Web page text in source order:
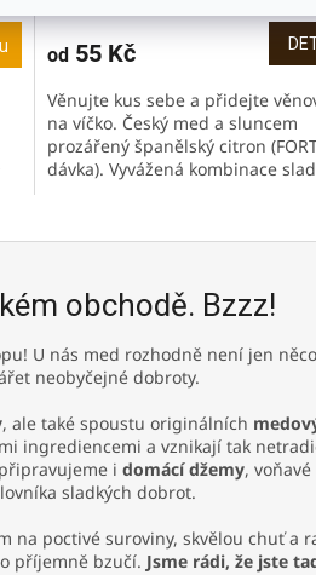
od55 Kč
Věnujte kus sebe a přidejte
na víčko. Český med a sluncem
prozářený španělský citron
dávka). Vyvážená kombinace
obchodě. Bzzz!
U nás med rozhodně není jen
neobyčejné dobroty.
, ale také spoustu originálních
ingrediencemi a vznikají tak
i domácí džemy, voňavé
sladkých dobrot.
na poctivé suroviny, skvělou chuť a
příjemně bzučí. Jsme rádi, že jste